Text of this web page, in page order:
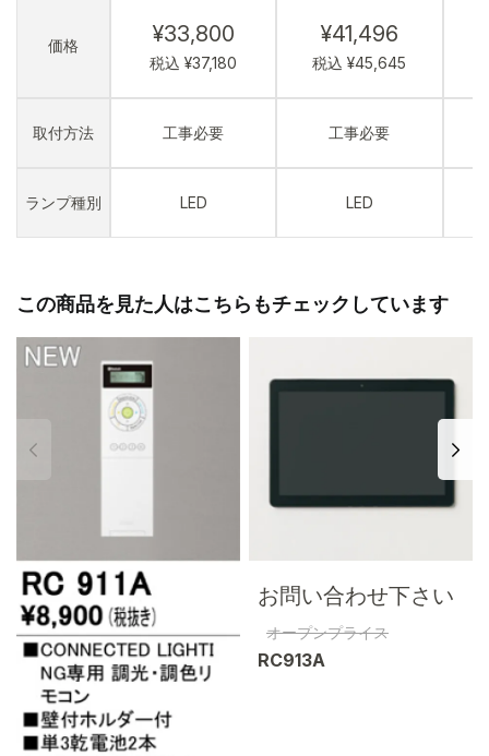
価格
取付方法
ランプ種別
¥33,800
税込 ¥37,180
工事必要
LED
¥41,496
税込 ¥45,645
工事必要
LED
この商品を見た人はこちらもチェックしています
お問い合わせ下さい
オープンプライス
RC913A